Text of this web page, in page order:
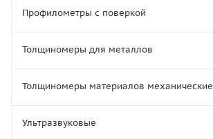
Профилометры с поверкой
Толщиномеры для металлов
Толщиномеры материалов механические
Ультразвуковые